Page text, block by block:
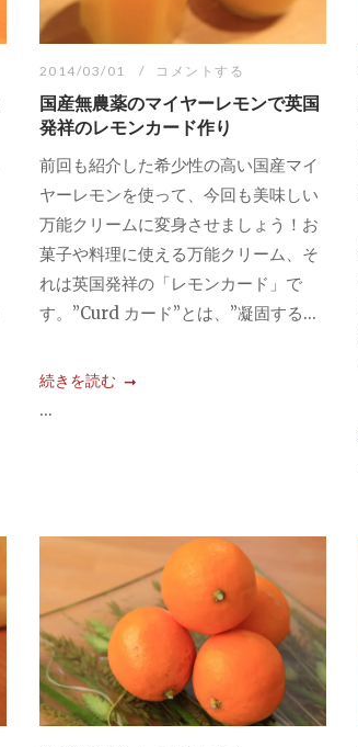
2014/03/01 コメントする
国産無農薬のマイヤーレモンで英国
発祥のレモンカード作り
前回も紹介した希少性の高い国産マイ
ヤーレモンを使って、今回も美味しい
万能クリームに変身させましょう！お
菓子や料理に使える万能クリーム、そ
れは英国発祥の「レモンカード」で
す。”Curd カード”とは、”凝固する...
続きを読む
...